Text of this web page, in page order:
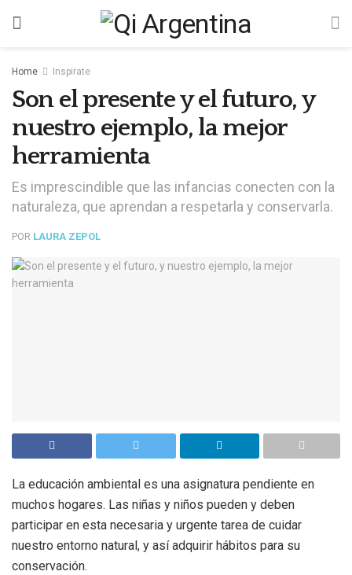
Home Inspirate
Son el presente y el futuro, y
nuestro ejemplo, la mejor
herramienta
Es imprescindible que las infancias conecten con la
naturaleza, que aprendan a respetarla y conservarla.
POR LAURA ZEPOL
La educación ambiental es una asignatura pendiente en
muchos hogares. Las niñas y niños pueden y deben
participar en esta necesaria y urgente tarea de cuidar
nuestro entorno natural, y así adquirir hábitos para su
conservación.